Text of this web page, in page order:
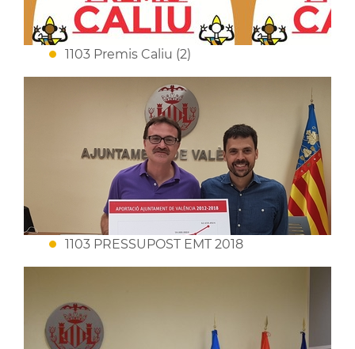
1103 Premis Caliu (2)
1103 PRESSUPOST EMT 2018